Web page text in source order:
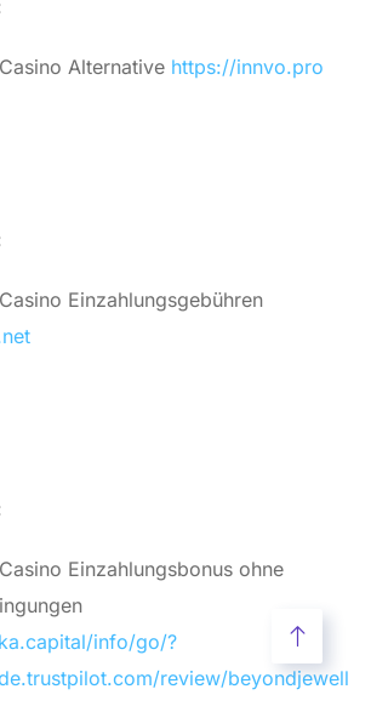
Alternative https://innvo.pro
Einzahlungsgebühren
Einzahlungsbonus ohne
info/go/?
review/beyondjewell